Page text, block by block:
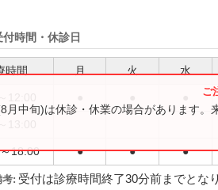
時間・休診日
時間 月 火 水
18:00 ● ● ●
月中旬)は休診・休業の場合があります。
考: 受付は診療時間終了30分前までとな